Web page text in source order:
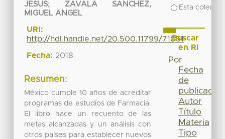
JESUS; ZAVALA SANCHEZ,
MIGUEL ANGEL
URI:
http://hdl.handle.net/20.500.11799/71051
Fecha: 2018
Resumen:
México cumple 10 años de acreditar
programas de estudios de Farmacia.
El libro hace un recuento de las
metas alcanzadas y un análisis con
otros países para establecer nuevos
Esta
Buscar
en RI
Por
Fecha
de
publicación
Autor
Título
Materia
Tipo